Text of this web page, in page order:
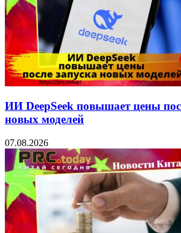
ИИ DeepSeek повышает цены
новых моделей
07.08.2026